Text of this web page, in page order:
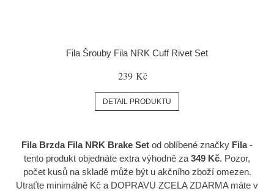
Fila Šrouby Fila NRK Cuff Rivet Set
239 Kč
DETAIL PRODUKTU
Fila Brzda Fila NRK Brake Set od oblíbené značky Fila-
tento produkt objednáte extra výhodně za 349 Kč. Pozor,
počet kusů na skladě může být u akčního zboží omezen.
Utraťte minimálně Kč a DOPRAVU ZCELA ZDARMA máte v